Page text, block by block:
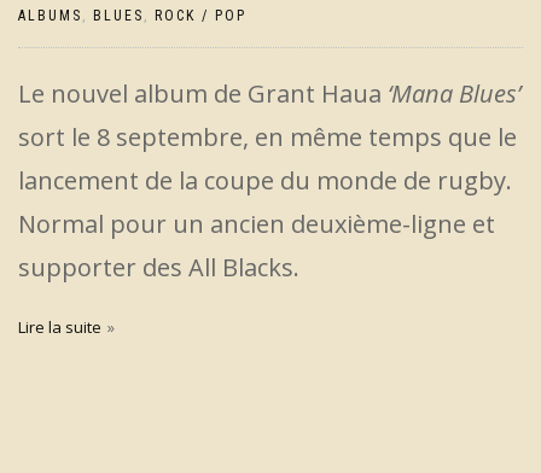
ALBUMS
BLUES ROCK / POP
Le nouvel album de Grant Haua ‘Mana Blues’
sort le 8 septembre, en même temps que le
lancement de la coupe du monde de rugby.
Normal pour un ancien deuxième-ligne et
supporter des All Blacks.
Lire la suite